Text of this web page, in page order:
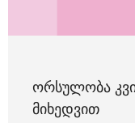
ᲝᲠᲡᲣᲚᲝᲑᲐ
ᲛᲘᲮᲔᲓᲕᲘᲗ